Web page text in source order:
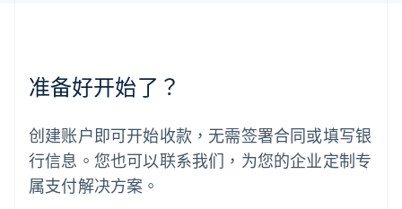
准备好开始了？
创建账户即可开始收款，无需签署合同或填写银
行信息。您也可以联系我们，为您的企业定制专
属支付解决方案。
日本
日本語English
SvenskaEnglish
瑞士
DeutschFrançais ItalianoEnglish
塞浦路斯